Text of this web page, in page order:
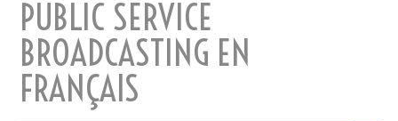
PUBLIC SERVICE
BROADCASTING EN
FRANÇAIS